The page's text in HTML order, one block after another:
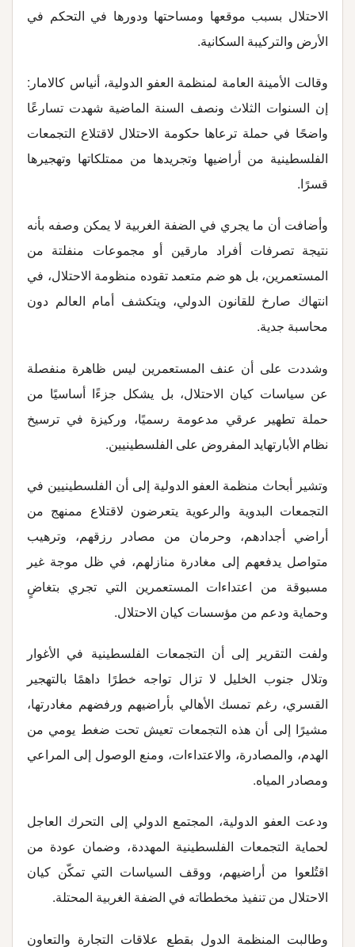
الاحتلال بسبب موقعها ومساحتها ودورها في التحكم في
الأرض والتركيبة السكانية.
وقالت الأمينة العامة لمنظمة العفو الدولية، أنياس كالامار:
إن السنوات الثلاث ونصف السنة الماضية شهدت تسارعًا
واضحًا في حملة ترعاها حكومة الاحتلال لاقتلاع التجمعات
الفلسطينية من أراضيها وتجريدها من ممتلكاتها وتهجيرها
قسرًا.
وأضافت أن ما يجري في الضفة الغربية لا يمكن وصفه بأنه
نتيجة تصرفات أفراد مارقين أو مجموعات منفلتة من
المستعمرين، بل هو ضم متعمد تقوده منظومة الاحتلال، في
انتهاك صارخ للقانون الدولي، ويتكشف أمام العالم دون
محاسبة جدية.
وشددت على أن عنف المستعمرين ليس ظاهرة منفصلة
عن سياسات كيان الاحتلال، بل يشكل جزءًا أساسيًا من
حملة تطهير عرقي مدعومة رسميًا، وركيزة في ترسيخ
نظام الأبارتهايد المفروض على الفلسطينيين.
وتشير أبحاث منظمة العفو الدولية إلى أن الفلسطينيين في
التجمعات البدوية والرعوية يتعرضون لاقتلاع ممنهج من
أراضي أجدادهم، وحرمان من مصادر رزقهم، وترهيب
متواصل يدفعهم إلى مغادرة منازلهم، في ظل موجة غير
مسبوقة من اعتداءات المستعمرين التي تجري بتغاضٍ
وحماية ودعم من مؤسسات كيان الاحتلال.
ولفت التقرير إلى أن التجمعات الفلسطينية في الأغوار
وتلال جنوب الخليل لا تزال تواجه خطرًا داهمًا بالتهجير
القسري، رغم تمسك الأهالي بأراضيهم ورفضهم مغادرتها،
مشيرًا إلى أن هذه التجمعات تعيش تحت ضغط يومي من
الهدم، والمصادرة، والاعتداءات، ومنع الوصول إلى المراعي
ومصادر المياه.
ودعت العفو الدولية، المجتمع الدولي إلى التحرك العاجل
لحماية التجمعات الفلسطينية المهددة، وضمان عودة من
اقتُلعوا من أراضيهم، ووقف السياسات التي تمكّن كيان
الاحتلال من تنفيذ مخططاته في الضفة الغربية المحتلة.
وطالبت المنظمة الدول بقطع علاقات التجارة والتعاون